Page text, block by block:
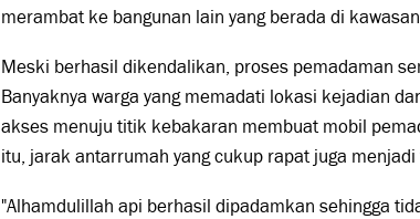
merambat ke bangunan lain yang berada di
Meski berhasil dikendalikan, proses pemadaman
Banyaknya warga yang memadati lokasi kejadian
akses menuju titik kebakaran membuat mobil
itu, jarak antarrumah yang cukup rapat juga
"Alhamdulillah api berhasil dipadamkan sehingga